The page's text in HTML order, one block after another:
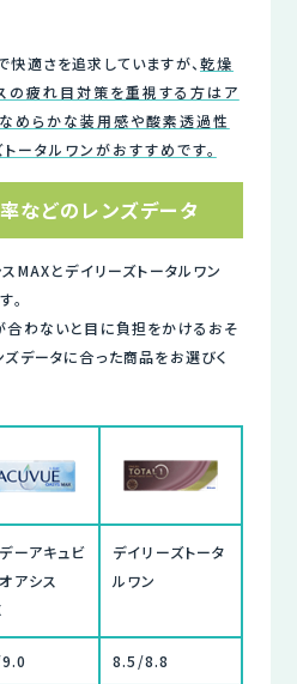
適さを追求していますが、 乾燥
の疲れ目対策を重視する方はア
めらかな装用感や酸素透過性
ータルワンがおすすめです。
などのレンズデータ
MAXとデイリーズトータルワン
。
合わないと目に負担をかけるおそ
データに合った商品をお選びく
ーアキュビ
アシス
デイリーズトータ
ルワン
8.5/8.8